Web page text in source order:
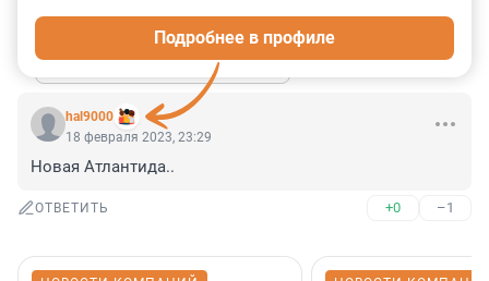
ОТВЕТИТЬ +1 –1
Показать ещё 1 ответ
hal9000
Подробнее в профиле
18 февраля 2023, 23:29
Новая Атлантида..
ОТВЕТИТЬ +0 –1